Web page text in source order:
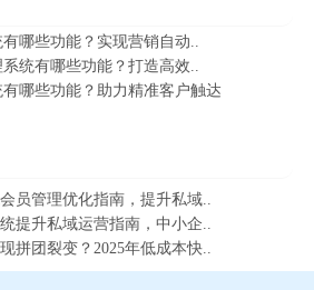
哪些功能？实现营销自动..
统有哪些功能？打造高效..
哪些功能？助力精准客户触达
员管理优化指南，提升私域..
提升私域运营指南，中小企..
拼团裂变？2025年低成本快..